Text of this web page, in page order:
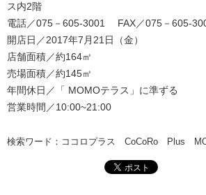
ス内2階
電話／075－605-3001 FAX／075－605-
開店日／2017年7月21日（金）
店舗面積／約164㎡
売場面積／約145㎡
年間休日／「 MOMOテラス」に準ずる
営業時間／10:00~21:00
検索ワード：ココロプラス CoCoRo Plus